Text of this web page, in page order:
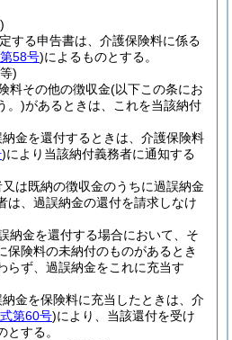
する申告書は、介護保険料に係る
58号)によるものとする。
)
料その他の徴収金(以下この条にお
。)があるときは、これを当該納付
金を還付するときは、介護保険料
)により当該納付義務者に通知する
は既納の徴収金のうちに過誤納金
は、過誤納金の還付を請求しなけ
納金を還付する場合において、そ
保険料の未納付のものがあるとき
らず、過誤納金をこれに充当す
金を保険料に充当したときは、介
第60号)により、当該還付を受け
する。